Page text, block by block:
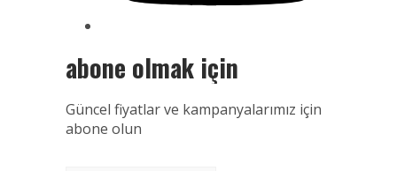
abone olmak için
Güncel fiyatlar ve kampanyalarımız için
abone olun